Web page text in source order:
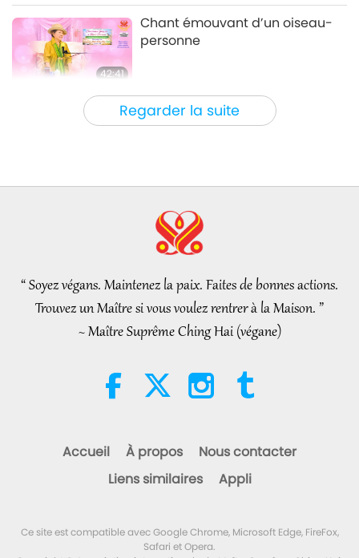
Regarder la suite
42:41
Chant émouvant d’un oiseau-
personne
Entre Maître et disciples 2026-08-05
4:31
Appreciated by School
Nouvelles d'exception
des œuvres de Pierre Gassendi
(végétarien), partie 2/2
La légende du caïmitier partie
2/2
Les traces culturelles de par le monde
“ Soyez végans. Maintenez la paix. Faites de bonnes actions.
Trouvez un Maître si vous voulez rentrer à la Maison. ”
~ Maître Suprême Ching Hai (végane)
Accueil À propos
Nous contacter
Liens similaires
Appli
Ce site est compatible avec Google Chrome, Microsoft Edge, FireFox,
Safari et Opera.